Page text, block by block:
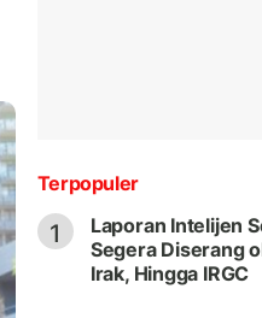
Terpopuler
1
Laporan Intelijen
Segera Diserang
Irak, Hingga IRGC